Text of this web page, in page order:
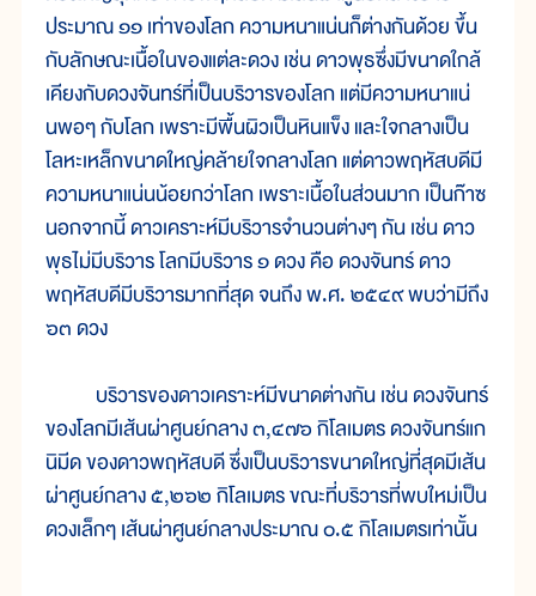
ประมาณ ๑๑ เท่าของโลก ความหนาแน่นก็ต่างกันด้วย ขึ้น
กับลักษณะเนื้อในของแต่ละดวง เช่น ดาวพุธซึ่งมีขนาดใกล้
เคียงกับดวงจันทร์ที่เป็นบริวารของโลก แต่มีความหนาแน่
นพอๆ กับโลก เพราะมีพื้นผิวเป็นหินแข็ง และใจกลางเป็น
โลหะเหล็กขนาดใหญ่คล้ายใจกลางโลก แต่ดาวพฤหัสบดีมี
ความหนาแน่นน้อยกว่าโลก เพราะเนื้อในส่วนมาก เป็นก๊าซ
นอกจากนี้ ดาวเคราะห์มีบริวารจำนวนต่างๆ กัน เช่น ดาว
พุธไม่มีบริวาร โลกมีบริวาร ๑ ดวง คือ ดวงจันทร์ ดาว
พฤหัสบดีมีบริวารมากที่สุด จนถึง พ.ศ. ๒๕๔๙ พบว่ามีถึง
๖๓ ดวง
บริวารของดาวเคราะห์มีขนาดต่างกัน เช่น ดวงจันทร์
ของโลกมีเส้นผ่าศูนย์กลาง ๓,๔๗๖ กิโลเมตร ดวงจันทร์แก
นิมีด ของดาวพฤหัสบดี ซึ่งเป็นบริวารขนาดใหญ่ที่สุดมีเส้น
ผ่าศูนย์กลาง ๕,๒๖๒ กิโลเมตร ขณะที่บริวารที่พบใหม่เป็น
ดวงเล็กๆ เส้นผ่าศูนย์กลางประมาณ ๐.๕ กิโลเมตรเท่านั้น